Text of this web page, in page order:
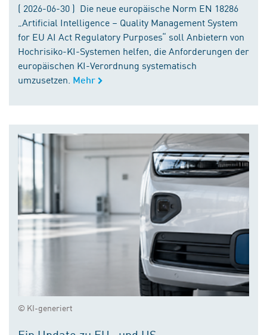
( 2026-06-30 ) Die neue europäische Norm EN 18286
„Artificial Intelligence – Quality Management System
for EU AI Act Regulatory Purposes“ soll Anbietern von
Hochrisiko-KI-Systemen helfen, die Anforderungen der
europäischen KI-Verordnung systematisch
umzusetzen. Mehr
© KI-generiert